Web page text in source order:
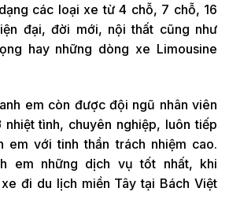
các loại xe từ 4 chỗ, 7 chỗ, 16
đại, đời mới, nội thất cũng như
hay những dòng xe Limousine
em còn được đội ngũ nhân viên
tình, chuyên nghiệp, luôn tiếp
em với tinh thần trách nhiệm cao.
em những dịch vụ tốt nhất, khi
đi du lịch miền Tây tại Bách Việt